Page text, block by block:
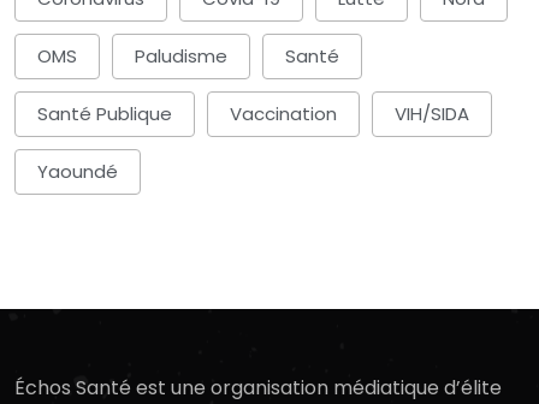
OMS Paludisme Santé
Santé Publique Vaccination VIH/SIDA
Yaoundé
Échos Santé est une organisation médiatique d’élite